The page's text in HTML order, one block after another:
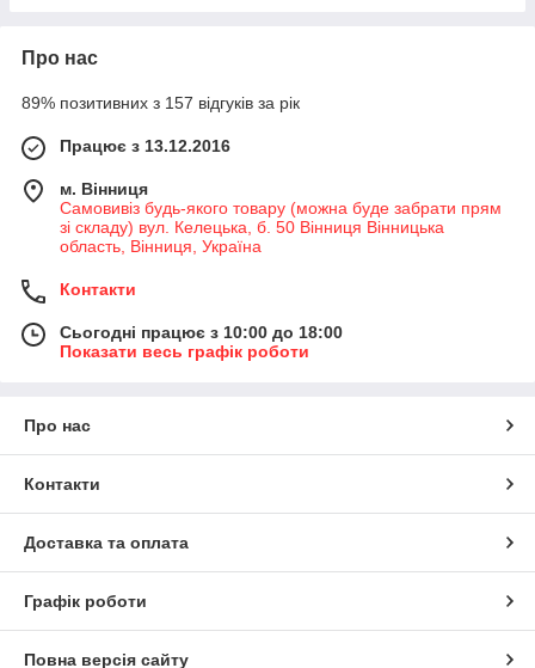
Про нас
89% позитивних з 157 відгуків за рік
Працює з 13.12.2016
м. Вінниця
Самовивіз будь-якого товару (можна буде забрати прям
зі складу) вул. Келецька, б. 50 Вінниця Вінницька
область, Вінниця, Україна
Контакти
Сьогодні працює з 10:00 до 18:00
Показати весь графік роботи
Про нас
Контакти
Доставка та оплата
Графік роботи
Повна версія сайту